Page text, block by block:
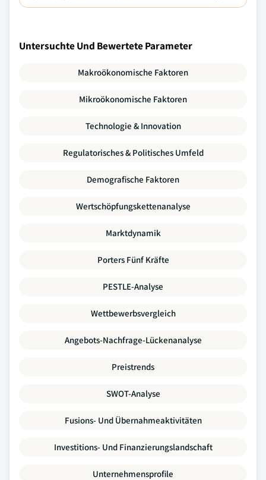
Untersuchte Und Bewertete Parameter
Makroökonomische Faktoren
Mikroökonomische Faktoren
Technologie & Innovation
Regulatorisches & Politisches Umfeld
Demografische Faktoren
Wertschöpfungskettenanalyse
Marktdynamik
Porters Fünf Kräfte
PESTLE-Analyse
Wettbewerbsvergleich
Angebots-Nachfrage-Lückenanalyse
Preistrends
SWOT-Analyse
Fusions- Und Übernahmeaktivitäten
Investitions- Und Finanzierungslandschaft
Unternehmensprofile